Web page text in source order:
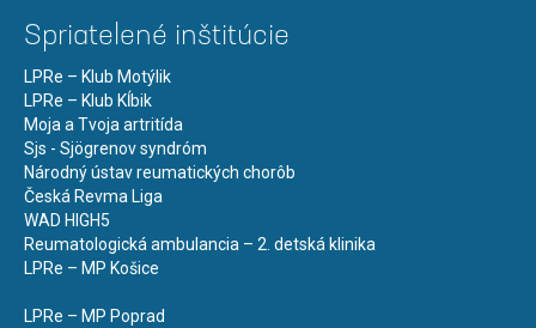
Spriatelené inštitúcie
LPRe – Klub Motýlik
LPRe – Klub Kĺbik
Moja a Tvoja artritída
Sjs - Sjögrenov syndróm
Národný ústav reumatických chorôb
Česká Revma Liga
WAD HIGH5
Reumatologická ambulancia – 2. detská klinika
LPRe – MP Košice
LPRe – MP Poprad